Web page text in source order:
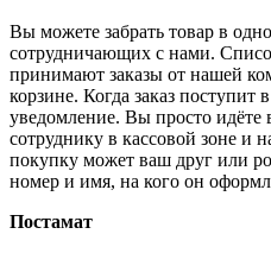
Вы можете забрать товар в
сотрудничающих с нами.
принимают заказы от нашей
корзине. Когда заказ поступит
уведомление. Вы просто идёте
сотруднику в кассовой зоне и
покупку может ваш друг или
номер и имя, на кого он
Постамат